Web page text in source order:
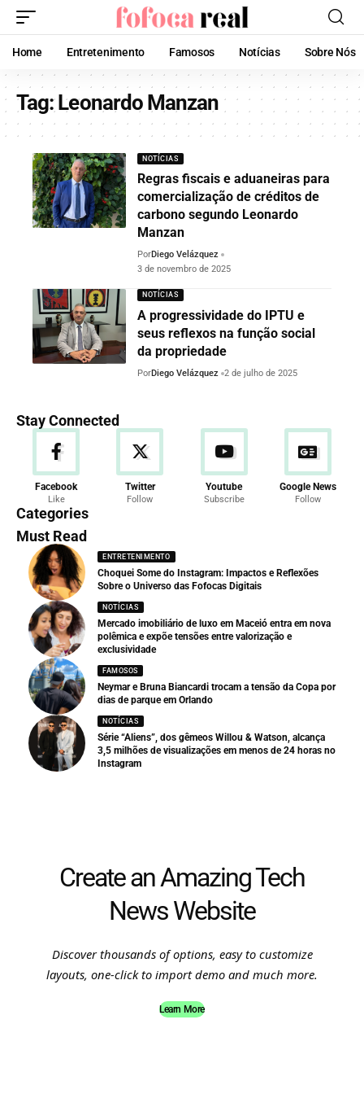
Home Entretenimento Famosos Notícias Sobre Nós
Tag:Leonardo Manzan
NOTÍCIAS
Regras fiscais e aduaneiras para
comercialização de créditos de
carbono segundo Leonardo
Manzan
PorDiego Velázquez
3 de novembro de 2025
NOTÍCIAS
A progressividade do IPTU e
seus reflexos na função social
da propriedade
PorDiego Velázquez 2 de julho de 2025
Stay Connected
Facebook
Like
Twitter
Follow
Youtube
Subscribe
Google News
Follow
Categories
Must Read
ENTRETENIMENTO
Choquei Some do Instagram: Impactos e Reflexões
Sobre o Universo das Fofocas Digitais
NOTÍCIAS
Mercado imobiliário de luxo em Maceió entra em nova
polêmica e expõe tensões entre valorização e
exclusividade
FAMOSOS
Neymar e Bruna Biancardi trocam a tensão da Copa por
dias de parque em Orlando
NOTÍCIAS
Série “Aliens”, dos gêmeos Willou & Watson, alcança
3,5 milhões de visualizações em menos de 24 horas no
Instagram
Create an Amazing Tech
News Website
Discover thousands of options, easy to customize
layouts, one-click to import demo and much more.
Learn More